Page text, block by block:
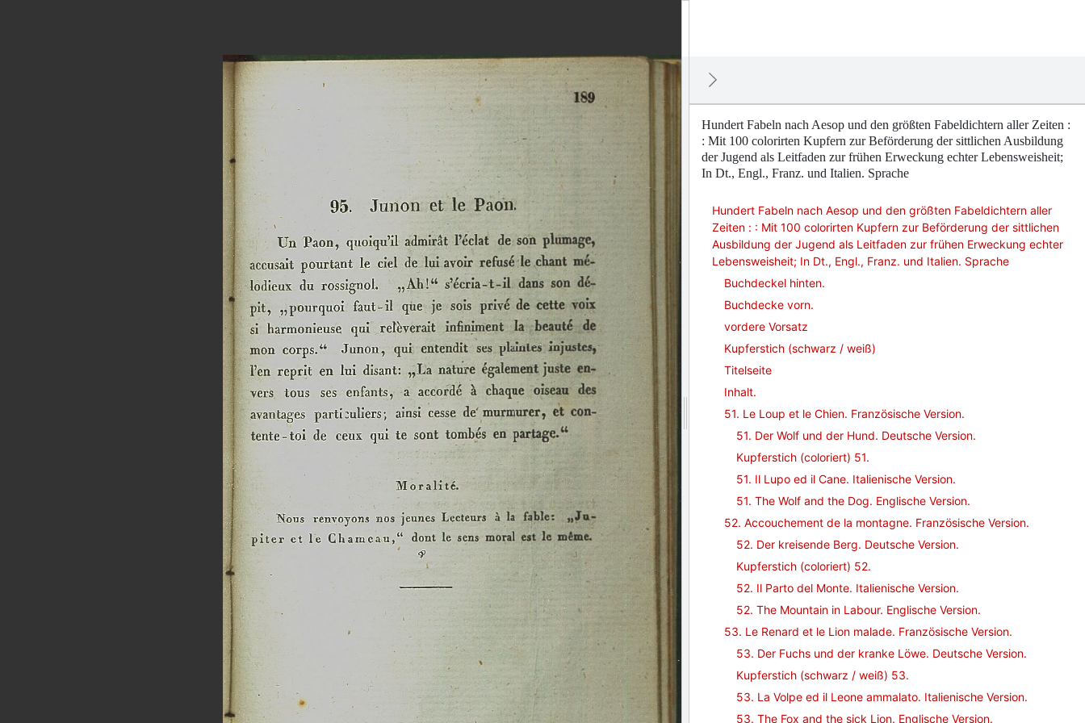
Hundert Fabeln nach Aesop und den größten Fabeldichtern aller Zeiten :
: Mit 100 colorirten Kupfern zur Beförderung der sittlichen Ausbildung
der Jugend als Leitfaden zur frühen Erweckung echter Lebensweisheit;
In Dt., Engl., Franz. und Italien. Sprache
Hundert Fabeln nach Aesop und den größten Fabeldichtern aller
Zeiten : : Mit 100 colorirten Kupfern zur Beförderung der sittlichen
Ausbildung der Jugend als Leitfaden zur frühen Erweckung echter
Lebensweisheit; In Dt., Engl., Franz. und Italien. Sprache
Buchdeckel hinten.
Buchdecke vorn.
vordere Vorsatz
Kupferstich (schwarz / weiß)
Titelseite
Inhalt.
51. Le Loup et le Chien. Französische Version.
51. Der Wolf und der Hund. Deutsche Version.
Kupferstich (coloriert) 51.
51. Il Lupo ed il Cane. Italienische Version.
51. The Wolf and the Dog. Englische Version.
52. Accouchement de la montagne. Französische Version.
52. Der kreisende Berg. Deutsche Version.
Kupferstich (coloriert) 52.
52. Il Parto del Monte. Italienische Version.
52. The Mountain in Labour. Englische Version.
53. Le Renard et le Lion malade. Französische Version.
53. Der Fuchs und der kranke Löwe. Deutsche Version.
Kupferstich (schwarz / weiß) 53.
53. La Volpe ed il Leone ammalato. Italienische Version.
53. The Fox and the sick Lion. Englische Version.